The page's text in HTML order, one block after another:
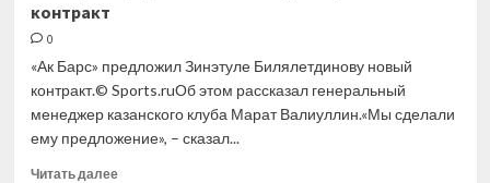
контракт
0
«Ак Барс» предложил Зинэтуле Билялетдинову новый
контракт.© Sports.ruОб этом рассказал генеральный
менеджер казанского клуба Марат Валиуллин.«Мы сделали
ему предложение», – сказал...
Читать далееПрочитать